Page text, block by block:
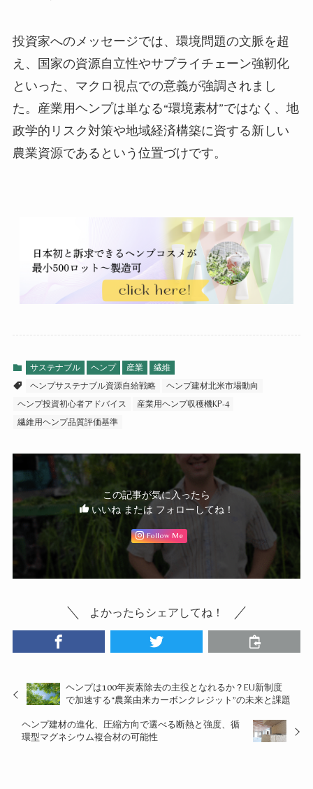
投資家へのメッセージでは、環境問題の文脈を超
え、国家の資源自立性やサプライチェーン強靭化
といった、マクロ視点での意義が強調されまし
た。産業用ヘンプは単なる“環境素材”ではなく、地
政学的リスク対策や地域経済構築に資する新しい
農業資源であるという位置づけです。
サステナブル ヘンプ 産業
繊維
ヘンプサステナブル資源自給戦略
ヘンプ建材北米市場動向
ヘンプ投資初心者アドバイス
産業用ヘンプ収穫機KP-4
繊維用ヘンプ品質評価基準
この記事が気に入ったら
いいね または フォローしてね！
Follow Me
よかったらシェアしてね！
ヘンプは100年炭素除去の主役となれるか？EU新制度
で加速する“農業由来カーボンクレジット”の未来と課題
ヘンプ建材の進化、圧縮方向で選べる断熱と強度、循
環型マグネシウム複合材の可能性